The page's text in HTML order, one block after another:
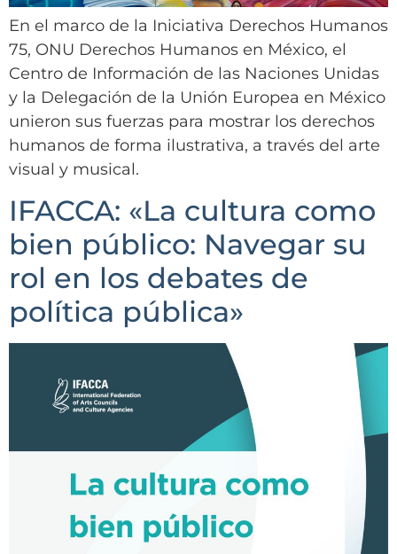
En el marco de la Iniciativa Derechos Humanos
75, ONU Derechos Humanos en México, el
Centro de Información de las Naciones Unidas
y la Delegación de la Unión Europea en México
unieron sus fuerzas para mostrar los derechos
humanos de forma ilustrativa, a través del arte
visual y musical.
IFACCA: «La cultura como
bien público: Navegar su
rol en los debates de
política pública»